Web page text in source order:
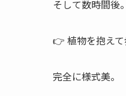
そして数時間後。
👉 植物を抱え
完全に様式美。